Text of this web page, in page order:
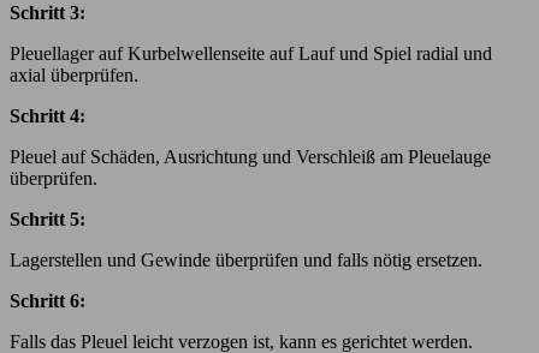
Schritt 3:
Pleuellager auf Kurbelwellenseite auf Lauf und Spiel radial und
axial überprüfen.
Schritt 4:
Pleuel auf Schäden, Ausrichtung und Verschleiß am Pleuelauge
überprüfen.
Schritt 5:
Lagerstellen und Gewinde überprüfen und falls nötig ersetzen.
Schritt 6:
Falls das Pleuel leicht verzogen ist, kann es gerichtet werden.